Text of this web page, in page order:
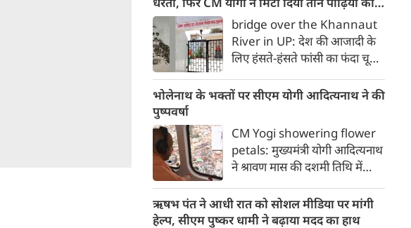
दर्द
bridge over the Khannaut
River in UP: देश की आजादी के
लिए हंसते-हंसते फांसी का फंदा चूमने
रोशन सिंह की जन्मभूमि आजाद
मुख्यधारा से कटे रहने का दर्द सहती
रही। जिस गांव की मिट्टी ने देश को
ऐसा वीर सपूत दिया, उसी गांव की
तीन पीढ़ियां हर साल बारिश के मौसम
में दुनिया से कट जाने की मजबूरी
झेलती रहीं।
भोलेनाथ के भक्तों पर सीएम योगी आदित्यनाथ ने की
पुष्पवर्षा
CM Yogi showering flower
petals: मुख्यमंत्री योगी आदित्यनाथ
ने श्रावण मास की दशमी तिथि में
बरसाए। गोरक्षपीठाधीश्वर के साथ
रामायण सीरियल में भगवान राम की
ऋषभ पंत ने आधी रात को सोशल मीडिया पर मांगी
हेल्‍प, सीएम पुष्‍कर धामी ने बढ़ाया मदद का हाथ